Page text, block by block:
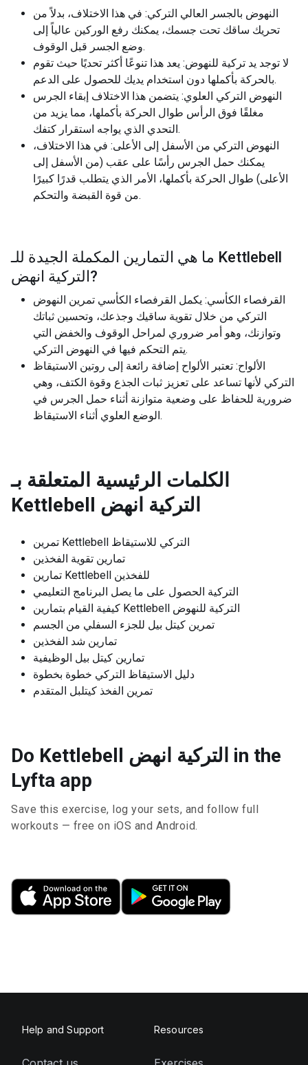
النهوض بالجسر العالي التركي: في هذا الاختلاف، بدلاً من
تحريك ساقك تحت جسمك، يمكنك رفع الوركين عالياً إلى
وضع الجسر قبل الوقوف.
لا توجد يد تركية للنهوض: يعد هذا تنوعًا أكثر تحديًا حيث تقوم
بالحركة بأكملها دون استخدام يديك للحصول على الدعم.
النهوض التركي العلوي: يتضمن هذا الاختلاف إبقاء الجرس
مغلقًا فوق الرأس طوال الحركة بأكملها، مما يزيد من
التحدي الذي يواجه استقرار كتفك.
النهوض التركي من الأسفل إلى الأعلى: في هذا الاختلاف،
يمكنك حمل الجرس رأسًا على عقب (من الأسفل إلى
الأعلى) طوال الحركة بأكملها، الأمر الذي يتطلب قدرًا كبيرًا
من قوة القبضة والتحكم.
ما هي التمارين المكملة الجيدة للـ Kettlebell
التركية انهض?
القرفصاء الكأسي: يكمل القرفصاء الكأسي تمرين النهوض
التركي من خلال تقوية ساقيك وجذعك، وتحسين ثباتك
وتوازنك، وهو أمر ضروري لمراحل الوقوف والخفض التي
يتم التحكم فيها في النهوض التركي.
الألواح: تعتبر الألواح إضافة رائعة إلى روتين الاستيقاظ
التركي لأنها تساعد على تعزيز ثبات الجذع وقوة الكتف، وهي
ضرورية للحفاظ على وضعية متوازنة أثناء حمل الجرس في
الوضع العلوي أثناء الاستيقاظ.
الكلمات الرئيسية المتعلقة بـ
Kettlebell التركية انهض
تمرين Kettlebell التركي للاستيقاظ
تمارين تقوية الفخذين
تمارين Kettlebell للفخذين
التركية الحصول على ما يصل البرنامج التعليمي
كيفية القيام بتمارين Kettlebell التركية للنهوض
تمرين كيتل بيل للجزء السفلي من الجسم
تمارين شد الفخذين
تمارين كيتل بيل الوظيفية
دليل الاستيقاظ التركي خطوة بخطوة
تمرين الفخذ كيتلبل المتقدم
Do Kettlebell التركية انهض in the
Lyfta app
Save this exercise, log your sets, and follow full
workouts — free on iOS and Android.
Help and Support Resources